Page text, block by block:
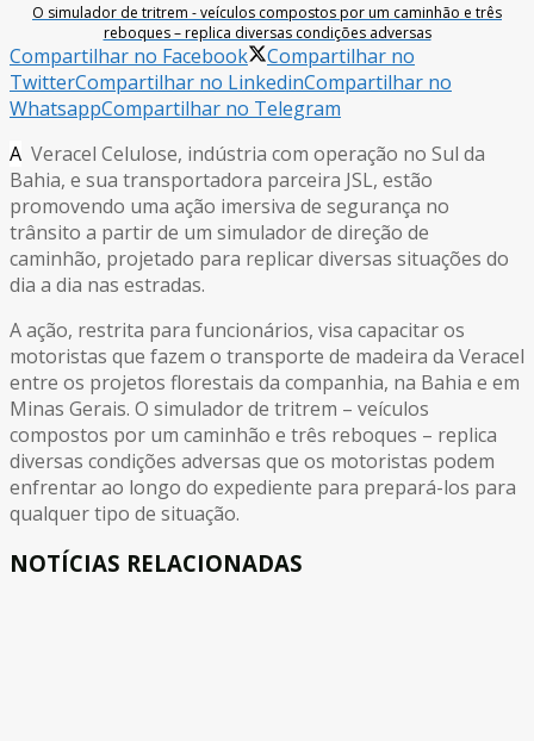
O simulador de tritrem - veículos compostos por um caminhão e três
reboques – replica diversas condições adversas
Compartilhar no Facebook
Compartilhar no
TwitterCompartilhar no LinkedinCompartilhar no
WhatsappCompartilhar no Telegram
A Veracel Celulose, indústria com operação no Sul da
Bahia, e sua transportadora parceira JSL, estão
promovendo uma ação imersiva de segurança no
trânsito a partir de um simulador de direção de
caminhão, projetado para replicar diversas situações do
dia a dia nas estradas.
A ação, restrita para funcionários, visa capacitar os
motoristas que fazem o transporte de madeira da Veracel
entre os projetos florestais da companhia, na Bahia e em
Minas Gerais. O simulador de tritrem – veículos
compostos por um caminhão e três reboques – replica
diversas condições adversas que os motoristas podem
enfrentar ao longo do expediente para prepará-los para
qualquer tipo de situação.
NOTÍCIAS RELACIONADAS